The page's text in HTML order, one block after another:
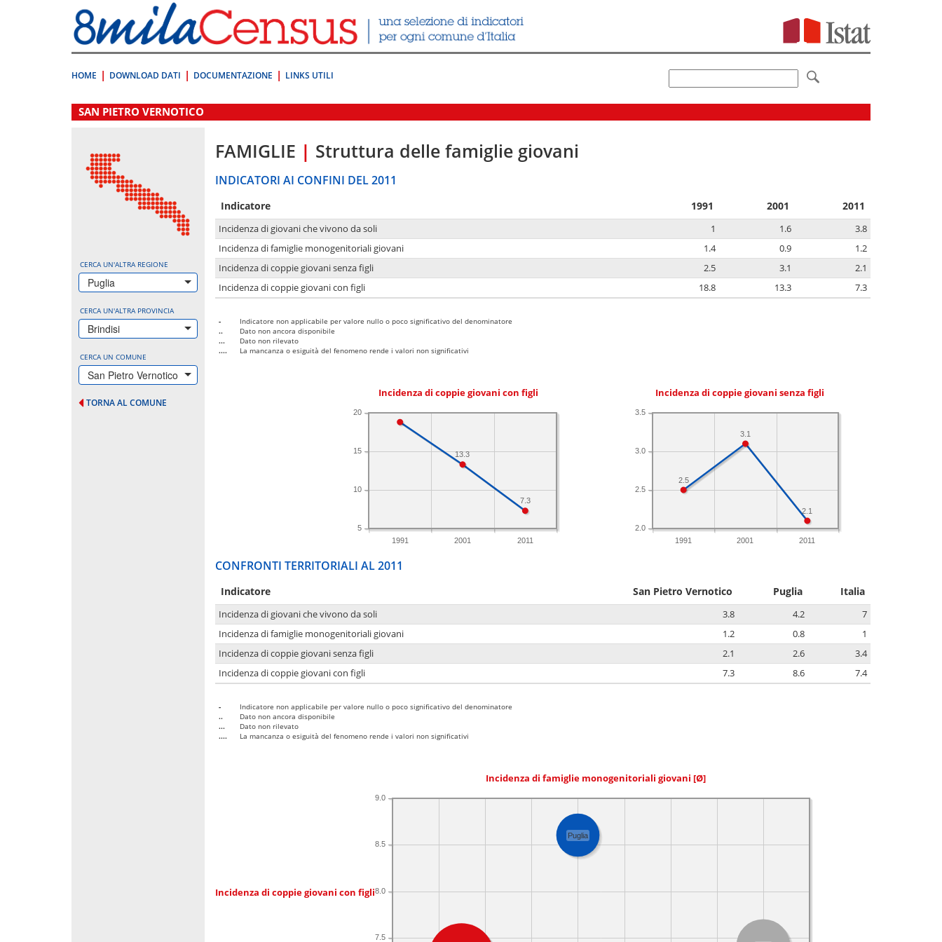
direttamente
a:
Contenuto
HOME DOWNLOAD DATI DOCUMENTAZIONE LINKS UTILI
.
SAN PIETRO VERNOTICO
CERCA UN'ALTRA REGIONE
Puglia
CERCA UN'ALTRA PROVINCIA
Brindisi
CERCA UN COMUNE
San Pietro Vernotico
TORNA AL COMUNE
FAMIGLIE | Struttura delle famiglie giovani
INDICATORI AI CONFINI DEL 2011
Indicatore 1991 2001 2011
Incidenza di giovani che vivono da soli 1 1.6
3.8
Incidenza di famiglie monogenitoriali giovani
1.4 0.9
1.2
Incidenza di coppie giovani senza figli
2.5 3.1
2.1
Incidenza di coppie giovani con figli
18.8 13.3 7.3
-
Indicatore non applicabile per valore nullo o poco significativo del denominatore
..
Dato non ancora disponibile
...
Dato non rilevato
....
La mancanza o esiguità del fenomeno rende i valori non significativi
Incidenza di coppie giovani con figli
1991 2001 2011
5
10
15
20
7.3
13.3
Incidenza di coppie giovani senza figli
1991 2001 2011
2.0
2.5
3.0
3.5
2.1
3.1
2.5
CONFRONTI TERRITORIALI AL 2011
Indicatore San Pietro Vernotico Puglia Italia
Incidenza di giovani che vivono da soli 3.8 4.2
7
Incidenza di famiglie monogenitoriali giovani
1.2 0.8
1
Incidenza di coppie giovani senza figli
2.1 2.6
3.4
Incidenza di coppie giovani con figli
7.3 8.6 7.4
-
Indicatore non applicabile per valore nullo o poco significativo del denominatore
..
Dato non ancora disponibile
...
Dato non rilevato
....
La mancanza o esiguità del fenomeno rende i valori non significativi
Incidenza di famiglie monogenitoriali giovani [Ø]
Incidenza di coppie giovani con figli
7.5
8.0
8.5
9.0
Puglia